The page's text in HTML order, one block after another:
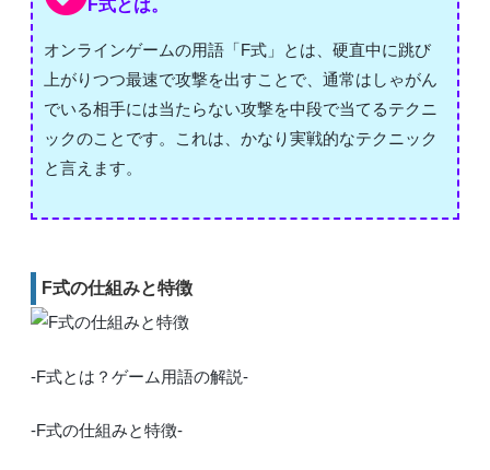
F式とは。
オンラインゲームの用語「F式」とは、硬直中に跳び
上がりつつ最速で攻撃を出すことで、通常はしゃがん
でいる相手には当たらない攻撃を中段で当てるテクニ
ックのことです。これは、かなり実戦的なテクニック
と言えます。
F式の仕組みと特徴
-F式とは？ゲーム用語の解説-
-F式の仕組みと特徴-